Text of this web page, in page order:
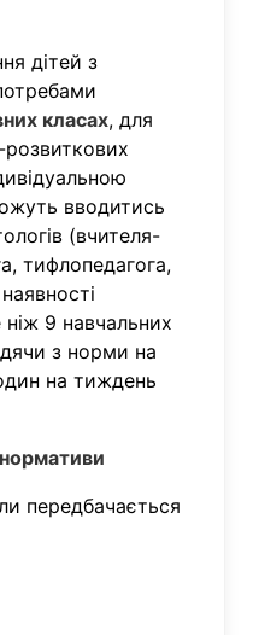
дітей з
класах, для
вводитись
(вчителя-
тифлопедагога,
9 навчальних
з норми на
на тиждень
передбачається